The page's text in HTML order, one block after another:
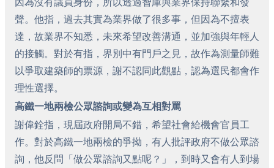
聲。他指，過去其實為業界做了很多事，但因為不擅表
達，故業界不知悉，未來希望改善溝通，並加強與年輕人
的接觸。對於有指，界別中有門戶之見，故作為測量師難
以爭取建築師的票源，謝不認同此觀點，認為選民都會作
理性選擇。
高鐵一地兩檢公眾諮詢或變為互相對罵
謝偉銓指，現屆政府開局不錯，希望社會給機會官員工
作。對於高鐵一地兩檢的爭拗，有人批評政府不做公眾諮
詢，他反問「做公眾諮詢又點呢？」，到時又會有人到場